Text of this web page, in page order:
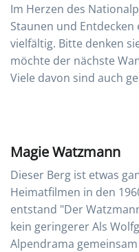
Im Herzen des
Staunen und
vielfältig. Bitte denken
möchte der nächste
Viele davon sind auch
Magie Watzmann
Dieser Berg ist etwas
Heimatfilmen in den
entstand "Der
kein geringerer Als
Alpendrama